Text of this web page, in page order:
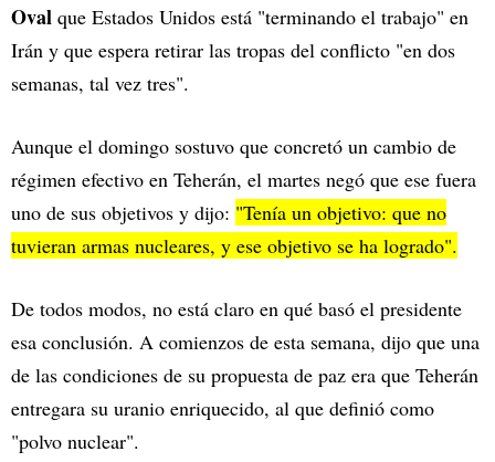
Oval que Estados Unidos está "terminando el trabajo" en
Irán y que espera retirar las tropas del conflicto "en dos
semanas, tal vez tres".
Aunque el domingo sostuvo que concretó un cambio de
régimen efectivo en Teherán, el martes negó que ese fuera
uno de sus objetivos y dijo: "Tenía un objetivo: que no
tuvieran armas nucleares, y ese objetivo se ha logrado".
De todos modos, no está claro en qué basó el presidente
esa conclusión. A comienzos de esta semana, dijo que una
de las condiciones de su propuesta de paz era que Teherán
entregara su uranio enriquecido, al que definió como
"polvo nuclear".